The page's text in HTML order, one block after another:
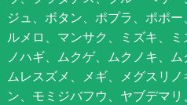
ジュ、ボタン、ポプラ、ポポ
ルメロ、マンサク、ミズキ、
ノハギ、ムクゲ、ムクノキ、ム
ムレスズメ、メギ、メグスリ
ン、モミジバフウ、ヤブデマ